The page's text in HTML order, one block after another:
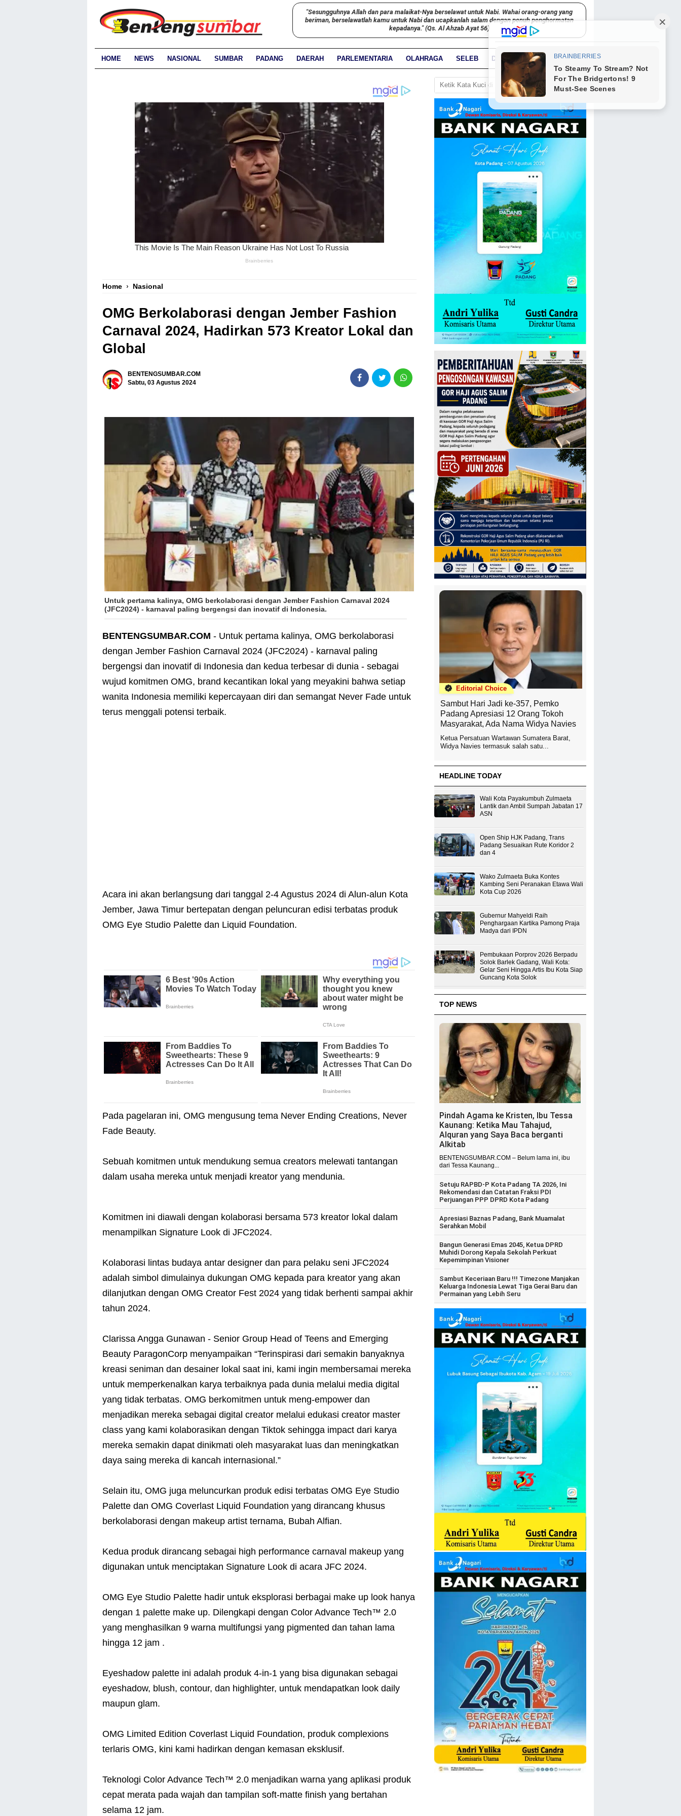
"Sesungguhnya Allah dan para malaikat-Nya berselawat untuk Nabi. Wahai orang-orang yang
beriman, berselawatlah kamu untuk Nabi dan ucapkanlah salam dengan penuh penghormatan
kepadanya." (Qs. Al Ahzab Ayat 56)
HOME NEWS NASIONAL SUMBAR PADANG DAERAH PARLEMENTARIA OLAHRAGA SELEB DUNIA PARIWARA
Home › Nasional
OMG Berkolaborasi dengan Jember Fashion
Carnaval 2024, Hadirkan 573 Kreator Lokal dan
Global
BENTENGSUMBAR.COM
Sabtu, 03 Agustus 2024
Untuk pertama kalinya, OMG berkolaborasi dengan Jember Fashion Carnaval 2024
(JFC2024) - karnaval paling bergengsi dan inovatif di Indonesia.
BENTENGSUMBAR.COM - Untuk pertama kalinya, OMG berkolaborasi
dengan Jember Fashion Carnaval 2024 (JFC2024) - karnaval paling
bergengsi dan inovatif di Indonesia dan kedua terbesar di dunia - sebagai
wujud komitmen OMG, brand kecantikan lokal yang meyakini bahwa setiap
wanita Indonesia memiliki kepercayaan diri dan semangat Never Fade untuk
terus menggali potensi terbaik.
Acara ini akan berlangsung dari tanggal 2-4 Agustus 2024 di Alun-alun Kota
Jember, Jawa Timur bertepatan dengan peluncuran edisi terbatas produk
OMG Eye Studio Palette dan Liquid Foundation.
Pada pagelaran ini, OMG mengusung tema Never Ending Creations, Never
Fade Beauty.
Sebuah komitmen untuk mendukung semua creators melewati tantangan
dalam usaha mereka untuk menjadi kreator yang mendunia.
Komitmen ini diawali dengan kolaborasi bersama 573 kreator lokal dalam
menampilkan Signature Look di JFC2024.
Kolaborasi lintas budaya antar designer dan para pelaku seni JFC2024
adalah simbol dimulainya dukungan OMG kepada para kreator yang akan
dilanjutkan dengan OMG Creator Fest 2024 yang tidak berhenti sampai akhir
tahun 2024.
Clarissa Angga Gunawan - Senior Group Head of Teens and Emerging
Beauty ParagonCorp menyampaikan “Terinspirasi dari semakin banyaknya
kreasi seniman dan desainer lokal saat ini, kami ingin membersamai mereka
untuk memperkenalkan karya terbaiknya pada dunia melalui media digital
yang tidak terbatas. OMG berkomitmen untuk meng-empower dan
menjadikan mereka sebagai digital creator melalui edukasi creator master
class yang kami kolaborasikan dengan Tiktok sehingga impact dari karya
mereka semakin dapat dinikmati oleh masyarakat luas dan meningkatkan
daya saing mereka di kancah internasional.”
Selain itu, OMG juga meluncurkan produk edisi terbatas OMG Eye Studio
Palette dan OMG Coverlast Liquid Foundation yang dirancang khusus
berkolaborasi dengan makeup artist ternama, Bubah Alfian.
Kedua produk dirancang sebagai high performance carnaval makeup yang
digunakan untuk menciptakan Signature Look di acara JFC 2024.
OMG Eye Studio Palette hadir untuk eksplorasi berbagai make up look hanya
dengan 1 palette make up. Dilengkapi dengan Color Advance Tech™ 2.0
yang menghasilkan 9 warna multifungsi yang pigmented dan tahan lama
hingga 12 jam .
Eyeshadow palette ini adalah produk 4-in-1 yang bisa digunakan sebagai
eyeshadow, blush, contour, dan highlighter, untuk mendapatkan look daily
maupun glam.
OMG Limited Edition Coverlast Liquid Foundation, produk complexions
terlaris OMG, kini kami hadirkan dengan kemasan eksklusif.
Teknologi Color Advance Tech™ 2.0 menjadikan warna yang aplikasi produk
cepat merata pada wajah dan tampilan soft-matte finish yang bertahan
selama 12 jam.
GO
Editorial Choice
Sambut Hari Jadi ke-357, Pemko
Padang Apresiasi 12 Orang Tokoh
Masyarakat, Ada Nama Widya Navies
Ketua Persatuan Wartawan Sumatera Barat,
Widya Navies termasuk salah satu...
HEADLINE TODAY
Wali Kota Payakumbuh Zulmaeta
Lantik dan Ambil Sumpah Jabatan 17
ASN
Open Ship HJK Padang, Trans
Padang Sesuaikan Rute Koridor 2
dan 4
Wako Zulmaeta Buka Kontes
Kambing Seni Peranakan Etawa Wali
Kota Cup 2026
Gubernur Mahyeldi Raih
Penghargaan Kartika Pamong Praja
Madya dari IPDN
Pembukaan Porprov 2026 Berpadu
Solok Barlek Gadang, Wali Kota:
Gelar Seni Hingga Artis Ibu Kota Siap
Guncang Kota Solok
TOP NEWS
Pindah Agama ke Kristen, Ibu Tessa
Kaunang: Ketika Mau Tahajud,
Alquran yang Saya Baca berganti
Alkitab
BENTENGSUMBAR.COM – Belum lama ini, ibu
dari Tessa Kaunang...
Setuju RAPBD-P Kota Padang TA 2026, Ini
Rekomendasi dan Catatan Fraksi PDI
Perjuangan PPP DPRD Kota Padang
Apresiasi Baznas Padang, Bank Muamalat
Serahkan Mobil
Bangun Generasi Emas 2045, Ketua DPRD
Muhidi Dorong Kepala Sekolah Perkuat
Kepemimpinan Visioner
Sambut Keceriaan Baru !!! Timezone Manjakan
Keluarga Indonesia Lewat Tiga Gerai Baru dan
Permainan yang Lebih Seru